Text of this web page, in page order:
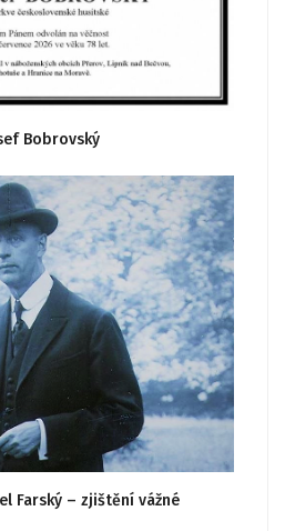
Bobrovský
Farský – zjištění vážné